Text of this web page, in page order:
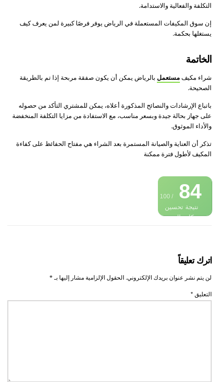
التكلفة والفعالية والاستدامة.
إن سوق المكيفات المستعملة في الرياض يوفر فرصًا كبيرة لمن يعرف كيف
يستغلها بحكمة.
الخاتمة
شراء مكيفمستعمل بالرياض يمكن أن يكون صفقة مربحة إذا تم بالطريقة
الصحيحة.
باتباع الإرشادات والنصائح المذكورة أعلاه، يمكن للمشتري التأكد من حصوله
على جهاز بحالة جيدة وبسعر مناسب، مع الاستفادة من مزايا التكلفة المنخفضة
والأداء الموثوق.
تذكر أن العناية والصيانة المستمرة بعد الشراء هي مفتاح الحفائظ على كفاءة
المكيف لأطول فترة ممكنة
84
/ 100
نتيجة تحسين
محركات البحث
اترك تعليقاً
لن يتم نشر عنوان بريدك الإلكتروني. الحقول الإلزامية مشار إليها بـ*
التعليق *